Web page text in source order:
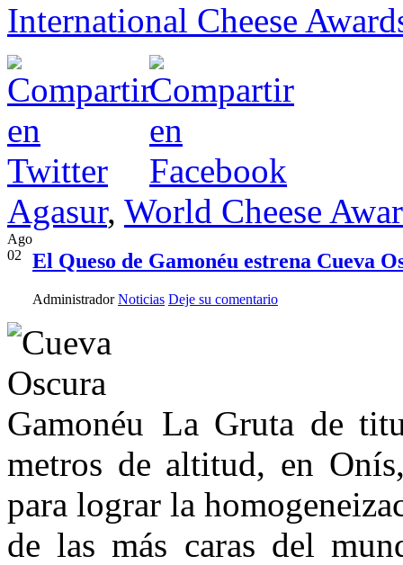
International Cheese
Agasur, World Cheese
Ago
02
El Queso de Gamonéu estrena Cueva
Administrador Noticias Deje su comentario
La Gruta de
metros de altitud, en
para lograr la
de las más caras del